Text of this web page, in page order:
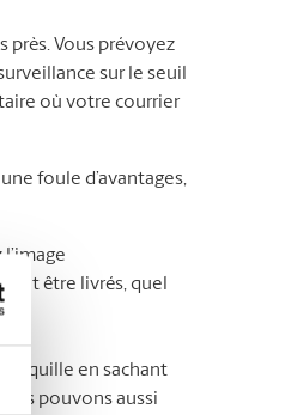
près. Vous prévoyez
sur le seuil
où votre courrier
foule d’avantages,
être livrés, quel
en sachant
pouvons aussi